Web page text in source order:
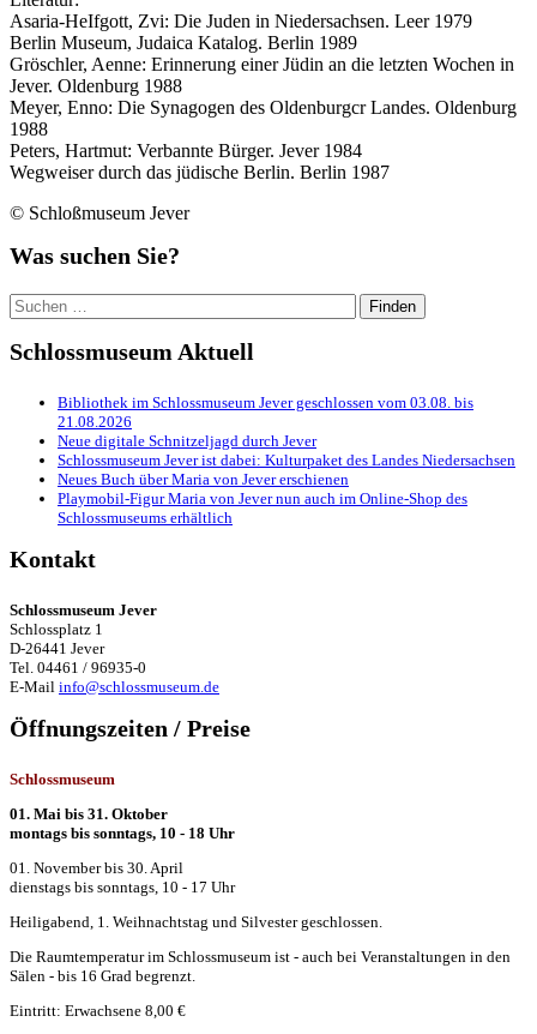
Asaria-HeIfgott, Zvi: Die Juden in Niedersachsen. Leer 1979
Berlin Museum, Judaica Katalog. Berlin 1989
Gröschler, Aenne: Erinnerung einer Jüdin an die letzten Wochen in
Jever. Oldenburg 1988
Meyer, Enno: Die Synagogen des Oldenburgcr Landes. Oldenburg
1988
Peters, Hartmut: Verbannte Bürger. Jever 1984
Wegweiser durch das jüdische Berlin. Berlin 1987
© Schloßmuseum Jever
Was suchen Sie?
Suchen
nach:
Schlossmuseum Aktuell
Bibliothek im Schlossmuseum Jever geschlossen vom 03.08. bis
21.08.2026
Neue digitale Schnitzeljagd durch Jever
Schlossmuseum Jever ist dabei: Kulturpaket des Landes Niedersachsen
Neues Buch über Maria von Jever erschienen
Playmobil-Figur Maria von Jever nun auch im Online-Shop des
Schlossmuseums erhältlich
Kontakt
Schlossmuseum Jever
Schlossplatz 1
D-26441 Jever
Tel. 04461 / 96935-0
E-Mail info@schlossmuseum.de
Öffnungszeiten / Preise
Schlossmuseum
01. Mai bis 31. Oktober
montags bis sonntags, 10 - 18 Uhr
01. November bis 30. April
dienstags bis sonntags, 10 - 17 Uhr
Heiligabend, 1. Weihnachtstag und Silvester geschlossen.
Die Raumtemperatur im Schlossmuseum ist - auch bei Veranstaltungen in den
Sälen - bis 16 Grad begrenzt.
Eintritt: Erwachsene 8,00 €